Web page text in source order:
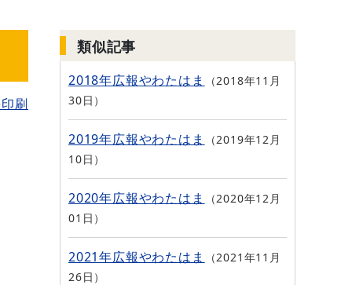
刷
類似記事
2018年広報やわたはま
2018年11月
30日
2019年広報やわたはま
2019年12月
10日
2020年広報やわたはま
2020年12月
01日
2021年広報やわたはま
2021年11月
26日